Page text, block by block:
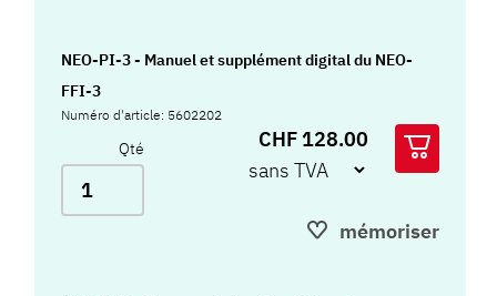
NEO-PI-3 - Manuel et supplément digital du NEO-
FFI-3
Numéro d'article: 5602202
Qté CHF 128.00
mémoriser